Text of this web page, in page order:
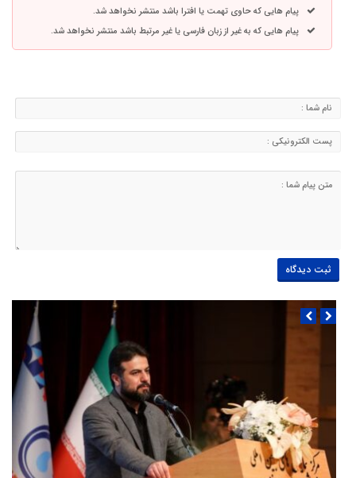
پیام هایی که حاوی تهمت یا افترا باشد منتشر نخواهد شد.
پیام هایی که به غیر از زبان فارسی یا غیر مرتبط باشد منتشر نخواهد شد.